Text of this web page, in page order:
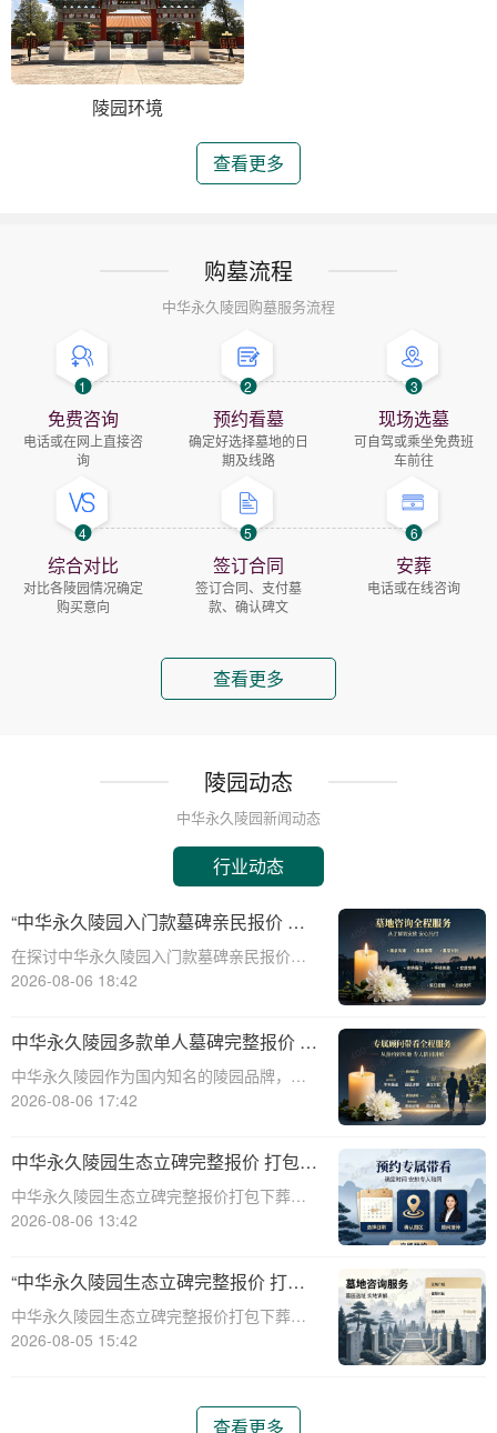
陵园环境
查看更多
购墓流程
中华永久陵园购墓服务流程
1
免费咨询
电话或在网上直接咨
询
2
预约看墓
确定好选择墓地的日
期及线路
3
现场选墓
可自驾或乘坐免费班
车前往
4
综合对比
对比各陵园情况确定
购买意向
5
签订合同
签订合同、支付墓
款、确认碑文
6
安葬
电话或在线咨询
查看更多
陵园动态
中华永久陵园新闻动态
行业动态
“中华永久陵园入门款墓碑亲民报价 一
次性付清享折上折：超值优惠与便捷选
择的完美结合”
在探讨中华永久陵园入门款墓碑亲民报价这
一主题时，我们首先需要理解墓碑选择的重
对逝者的纪念，也是对生者情感的寄托。因
此，选择一款既符合预算又具有纪念意义的
墓碑显得尤
2026-08-06 18:42
中华永久陵园多款单人墓碑完整报价 淡
季下单直降数千元详解
中华永久陵园作为国内知名的陵园品牌，提
供多种单人墓碑选择，满足不同客户的需
墓碑的完整报价，并解释淡季下单直降数千
元的优惠政策，帮助消费者做出明智的选
择。☎ 中华永
2026-08-06 17:42
中华永久陵园生态立碑完整报价 打包下
葬服务同步享折扣详解
中华永久陵园生态立碑完整报价打包下葬服
务同步享折扣详解☎ 中华永久陵园电话:400-
的规划越来越重视。中华永久陵园作为国内
知名的陵园品牌，提供了一系列生
2026-08-06 13:42
“中华永久陵园生态立碑完整报价 打包
下葬服务同步享折扣：全方位福利解析
与专属优惠”
中华永久陵园生态立碑完整报价打包下葬服
务同步享折扣：全方位福利解析与专属优惠
式有了更多的选择。中华永久陵园作
2026-08-05 15:42
查看更多